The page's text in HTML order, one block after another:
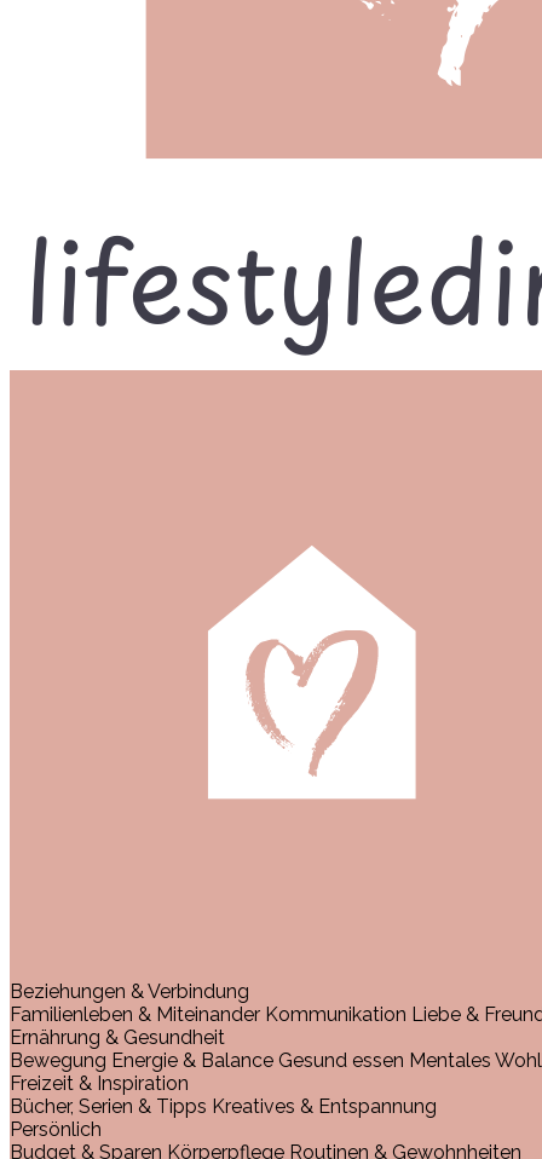
Beziehungen & Verbindung
Familienleben & Miteinander Kommunikation Liebe &
Ernährung & Gesundheit
Bewegung Energie & Balance Gesund essen Mentales
Freizeit & Inspiration
Bücher, Serien & Tipps Kreatives & Entspannung
Persönlich
Budget & Sparen Körperpflege Routinen & Gewohnheiten